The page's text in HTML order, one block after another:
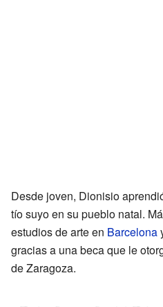
Desde joven, Dionisio
tío suyo en su pueblo natal.
estudios de arte en Barcelona
gracias a una beca que le
de Zaragoza.